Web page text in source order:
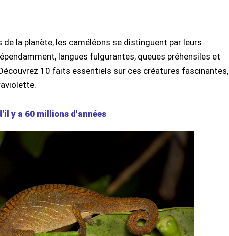
la planète, les caméléons se distinguent par leurs
langues fulgurantes, queues préhensiles et
10 faits essentiels sur ces créatures fascinantes,
y a 60 millions d'années